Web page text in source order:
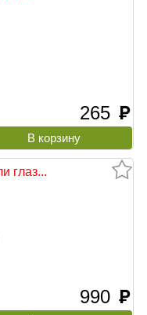
265 руб
глаз...
990 руб